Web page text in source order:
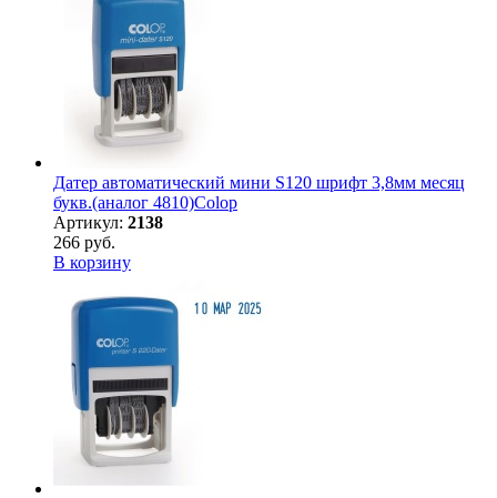
Датер автоматический мини S120 шрифт 3,8мм месяц
букв.(аналог 4810)Colop
Артикул: 2138
266 руб.
В корзину